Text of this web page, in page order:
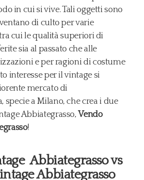
in cui si vive. Tali oggetti sono
di culto per varie
cui le qualità superiori di
sia al passato che alle
e per ragioni di costume
interesse per il vintage si
mercato di
specie a Milano, che crea i due
Abbiategrasso,Vendo
!
Abbiategrasso vs
Abbiategrasso